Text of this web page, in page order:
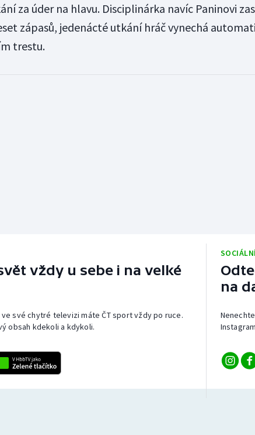
za úder na hlavu. Disciplinárka navíc Paninovi
zápasů, jedenácté utkání hráč vynechá
trestu.
vždy u sebe i na velké
ve své chytré televizi máte ČT sport vždy po ruce.
obsah kdekoli a kdykoli.
na